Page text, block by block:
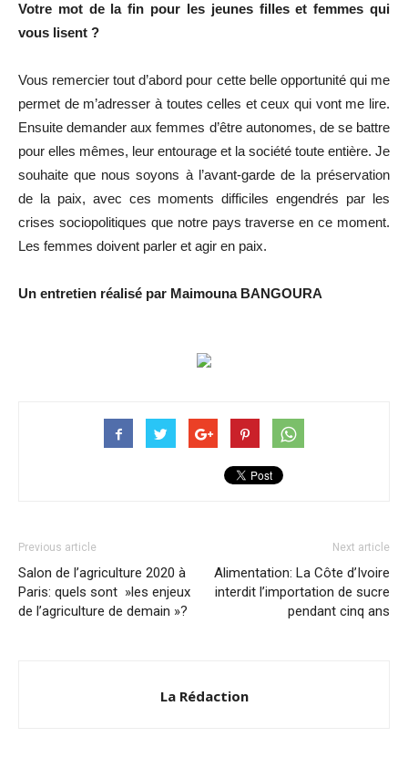
Votre mot de la fin pour les jeunes filles et femmes qui
vous lisent ?
Vous remercier tout d’abord pour cette belle opportunité qui me
permet de m’adresser à toutes celles et ceux qui vont me lire.
Ensuite demander aux femmes d’être autonomes, de se battre
pour elles mêmes, leur entourage et la société toute entière. Je
souhaite que nous soyons à l’avant-garde de la préservation
de la paix, avec ces moments difficiles engendrés par les
crises sociopolitiques que notre pays traverse en ce moment.
Les femmes doivent parler et agir en paix.
Un entretien réalisé par Maimouna BANGOURA
Previous article
Salon de l’agriculture 2020 à
Paris: quels sont »les enjeux
de l’agriculture de demain »?
Next article
Alimentation: La Côte d’Ivoire
interdit l’importation de sucre
pendant cinq ans
La Rédaction